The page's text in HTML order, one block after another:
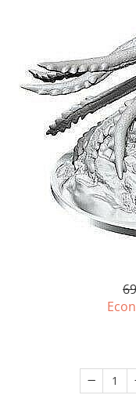
Final Girl - solo game
Miniaturi Arkham
Miniaturi HEROCLIX
Accesorii pentru
Protectii carti (Sleeves)
Playmats
Deck Boxes/Cutii
Portofolii/ Clasoare
The Army Painter
Merch Lex Hobby